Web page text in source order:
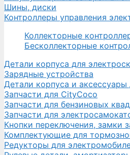
Шины, диски
Контроллеры управления
Коллекторные
Бесколлекторные
Детали корпуса для
Зарядные устройства
Детали корпуса и
Запчасти для CityCoco
Запчасти для бензиновых
Запчасти для
Кнопки переключения, замки
Комплектующие для
Редукторы для